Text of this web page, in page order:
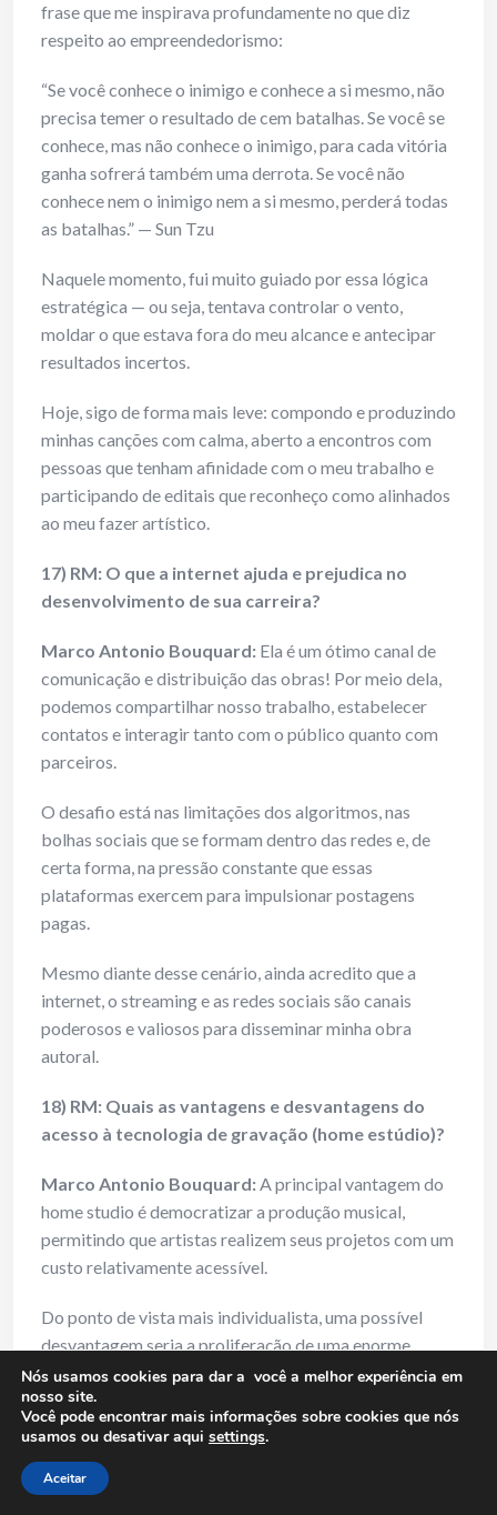
frase que me inspirava profundamente no que diz
respeito ao empreendedorismo:
“Se você conhece o inimigo e conhece a si mesmo, não
precisa temer o resultado de cem batalhas. Se você se
conhece, mas não conhece o inimigo, para cada vitória
ganha sofrerá também uma derrota. Se você não
conhece nem o inimigo nem a si mesmo, perderá todas
as batalhas.” — Sun Tzu
Naquele momento, fui muito guiado por essa lógica
estratégica — ou seja, tentava controlar o vento,
moldar o que estava fora do meu alcance e antecipar
resultados incertos.
Hoje, sigo de forma mais leve: compondo e produzindo
minhas canções com calma, aberto a encontros com
pessoas que tenham afinidade com o meu trabalho e
participando de editais que reconheço como alinhados
ao meu fazer artístico.
17) RM: O que a internet ajuda e prejudica no
desenvolvimento de sua carreira?
Marco Antonio Bouquard: Ela é um ótimo canal de
comunicação e distribuição das obras! Por meio dela,
podemos compartilhar nosso trabalho, estabelecer
contatos e interagir tanto com o público quanto com
parceiros.
O desafio está nas limitações dos algoritmos, nas
bolhas sociais que se formam dentro das redes e, de
certa forma, na pressão constante que essas
plataformas exercem para impulsionar postagens
pagas.
Mesmo diante desse cenário, ainda acredito que a
internet, o streaming e as redes sociais são canais
poderosos e valiosos para disseminar minha obra
autoral.
18) RM: Quais as vantagens e desvantagens do
acesso à tecnologia de gravação (home estúdio)?
Marco Antonio Bouquard:A principal vantagem do
home studio é democratizar a produção musical,
permitindo que artistas realizem seus projetos com um
custo relativamente acessível.
Do ponto de vista mais individualista, uma possível
desvantagem seria a proliferação de uma enorme
quantidade de material, o que intensifica a
“concorrência” pela atenção do público.
Particularmente, porém, acredito que “o sol nasce para
todos” e o acesso à tecnologia amplia as
Nós usamos cookies para dar a você a melhor experiência em
nosso site.
Você pode encontrar mais informações sobre cookies que nós
usamos ou desativar aqui settings.
Aceitar